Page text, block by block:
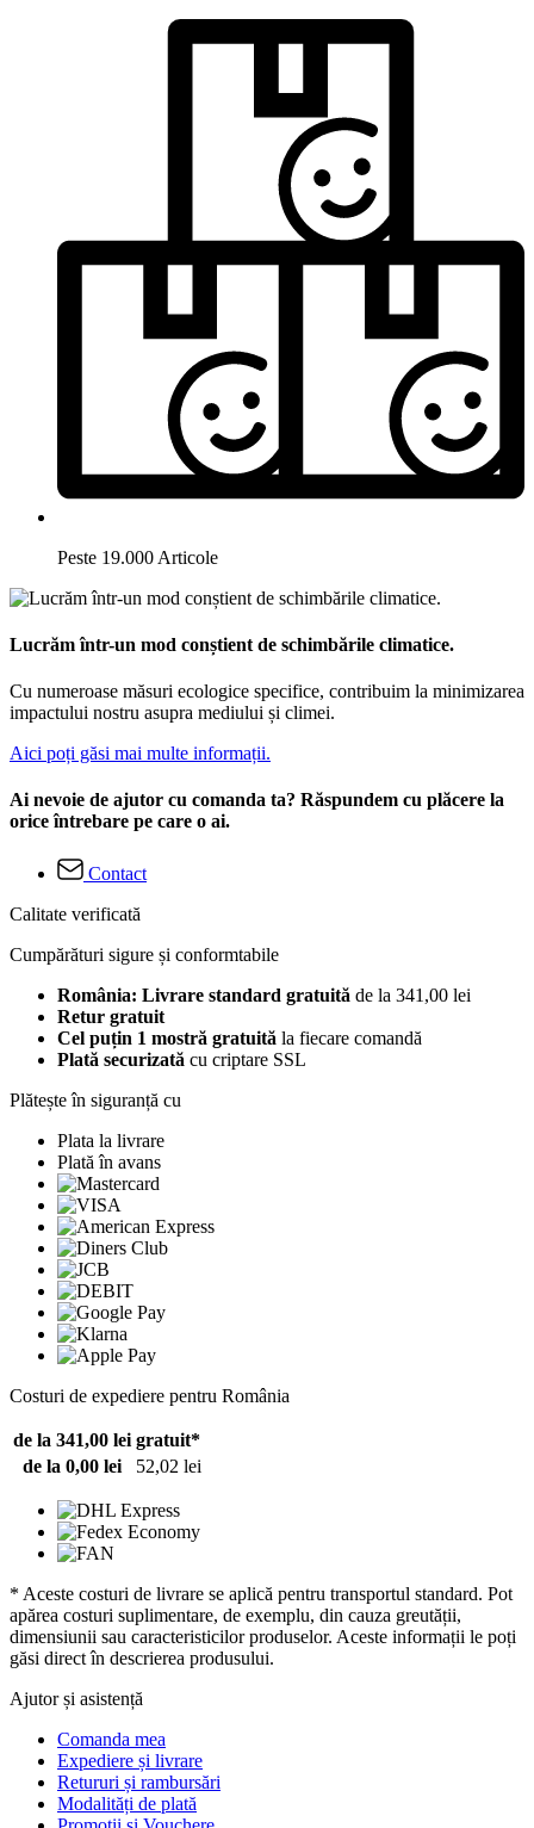
Peste 19.000 Articole
Lucrăm într-un mod conștient de schimbările climatice.
Cu numeroase măsuri ecologice specifice, contribuim la minimizarea
impactului nostru asupra mediului și climei.
Aici poți găsi mai multe informații.
Ai nevoie de ajutor cu comanda ta? Răspundem cu plăcere la
orice întrebare pe care o ai.
Contact
Calitate verificată
Cumpărături sigure și conformtabile
România: Livrare standard gratuită de la 341,00 lei
Retur gratuit
Cel puțin 1 mostră gratuită la fiecare comandă
Plată securizată cu criptare SSL
Plătește în siguranță cu
Plata la livrare
Plată în avans
Costuri de expediere pentru România
de la 341,00 lei gratuit*
de la 0,00 lei
52,02 lei
* Aceste costuri de livrare se aplică pentru transportul standard. Pot
apărea costuri suplimentare, de exemplu, din cauza greutății,
dimensiunii sau caracteristicilor produselor. Aceste informații le poți
găsi direct în descrierea produsului.
Ajutor și asistență
Comanda mea
Expediere și livrare
Retururi și rambursări
Modalități de plată